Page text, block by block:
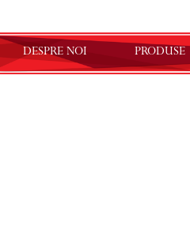
DESPRE NOI PRODUSE